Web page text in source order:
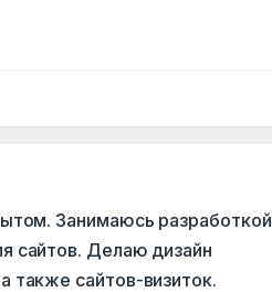
Занимаюсь разработкой
сайтов. Делаю дизайн
также сайтов-визиток.